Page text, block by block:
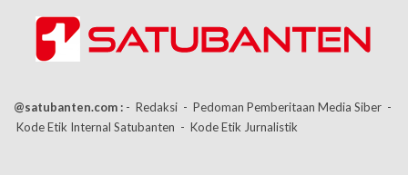
@satubanten.com : - Redaksi - Pedoman Pemberitaan Media Siber -
Kode Etik Internal Satubanten - Kode Etik Jurnalistik